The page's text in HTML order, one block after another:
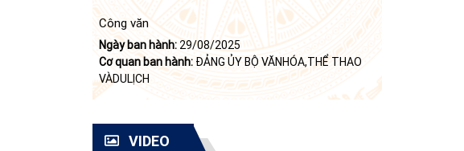
Công văn
Ngày ban hành: 29/08/2025
Cơ quan ban hành: ĐẢNG ỦY BỘ VĂNHÓA,THỂ THAO
VÀDULỊCH
VIDEO